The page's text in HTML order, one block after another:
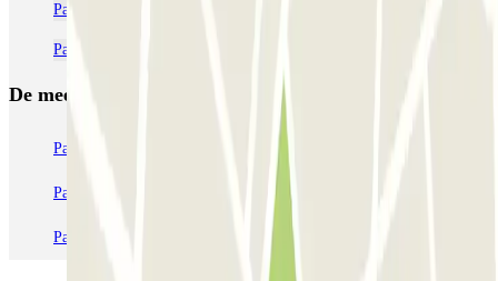
Parkeren Amsterdam Oost | Goedkope parkeergarage reserveren
Parkeren Amsterdam Zuid | Goedkope parkeergarage reserveren
De meest geboekte
Parkeren in Parijs Parkeren in Venetië
Parkeren in Station Venetië Mestre Parkeren in Rome
Parkeren in Milaan Parkeren in Verona